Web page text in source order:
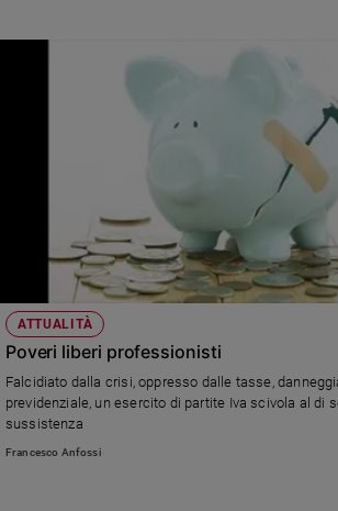
ATTUALITÀ
Poveri liberi professionisti
Falcidiato dalla crisi, oppresso dalle tasse,
previdenziale, un esercito di partite Iva scivola al di
sussistenza
Francesco Anfossi